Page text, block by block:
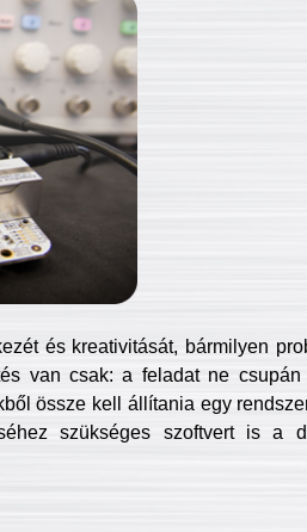
és kreativitását, bármilyen
van csak: a feladat ne csupán
össze kell állítania egy
szükséges szoftvert is a